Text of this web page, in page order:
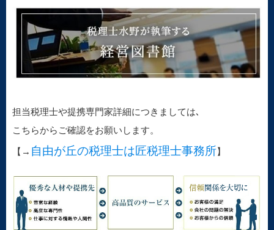
担当税理士や提携専門家詳細につきましては､
こちらからご確認をお願いします。
【→ 自由が丘の税理士は匠税理士事務所】